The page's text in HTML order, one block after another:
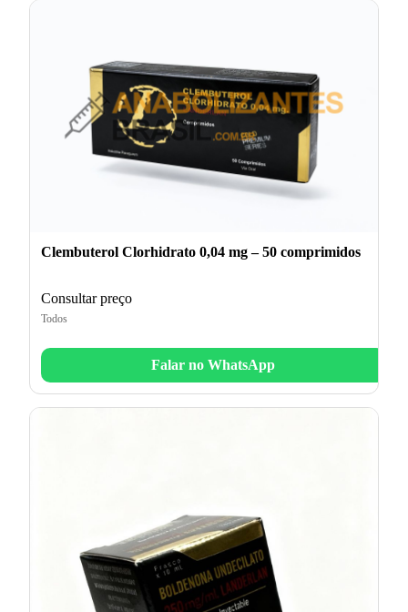
Clembuterol Clorhidrato 0,04 mg – 50 comprimidos
Consultar preço
Todos
Falar no WhatsApp